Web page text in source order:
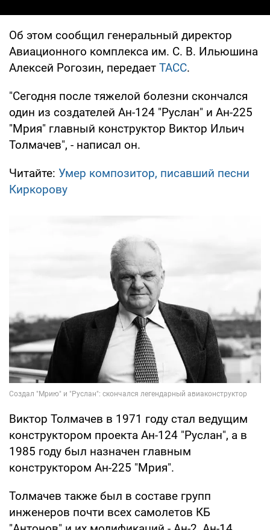
Об этом сообщил генеральный директор
Авиационного комплекса им. С. В. Ильюшина
Алексей Рогозин, передает ТАСС.
"Сегодня после тяжелой болезни скончался
один из создателей Ан-124 "Руслан" и Ан-225
"Мрия" главный конструктор Виктор Ильич
Толмачев", - написал он.
Читайте: Умер композитор, писавший песни
Киркорову
Виктор Толмачев в 1971 году стал ведущим
конструктором проекта Ан-124 "Руслан", а в
1985 году был назначен главным
конструктором Ан-225 "Мрия".
Толмачев также был в составе групп
инженеров почти всех самолетов КБ